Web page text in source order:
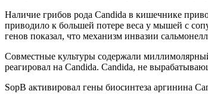
Наличие грибов рода Candida в кишечнике
приводило к большей потере веса у мышей с
генов показал, что механизм инвазии
Совместные культуры содержали
реагировал на Candida. Candida, не
SopB активировал гены биосинтеза аргинина